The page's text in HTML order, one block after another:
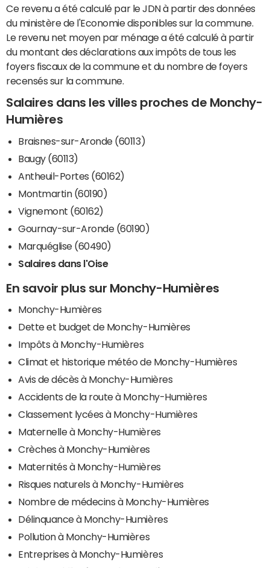
Ce revenu a été calculé par le JDN à partir des données
du ministère de l'Economie disponibles sur la commune.
Le revenu net moyen par ménage a été calculé à partir
du montant des déclarations aux impôts de tous les
foyers fiscaux de la commune et du nombre de foyers
recensés sur la commune.
Salaires dans les villes proches de Monchy-
Humières
Braisnes-sur-Aronde (60113)
Baugy (60113)
Antheuil-Portes (60162)
Montmartin (60190)
Vignemont (60162)
Gournay-sur-Aronde (60190)
Marquéglise (60490)
Salaires dans l'Oise
En savoir plus sur Monchy-Humières
Monchy-Humières
Dette et budget de Monchy-Humières
Impôts à Monchy-Humières
Climat et historique météo de Monchy-Humières
Avis de décès à Monchy-Humières
Accidents de la route à Monchy-Humières
Classement lycées à Monchy-Humières
Maternelle à Monchy-Humières
Crèches à Monchy-Humières
Maternités à Monchy-Humières
Risques naturels à Monchy-Humières
Nombre de médecins à Monchy-Humières
Délinquance à Monchy-Humières
Pollution à Monchy-Humières
Entreprises à Monchy-Humières